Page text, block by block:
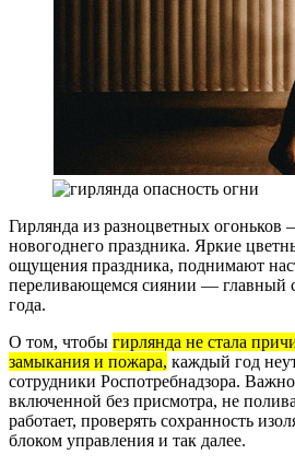
Гирлянда из разноцветных огоньков
новогоднего праздника. Яркие
ощущения праздника, поднимают
переливающемся сиянии — главный
года.
О том, чтобы гирлянда не стала
замыкания и пожара, каждый год
сотрудники Роспотребнадзора. Важно
включенной без присмотра, не
работает, проверять сохранность
блоком управления и так далее.